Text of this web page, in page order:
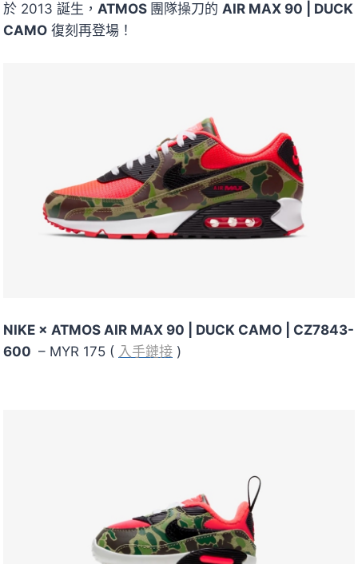
於 2013 誕生， ATMOS 團隊操刀的 AIR MAX 90 | DUCK
CAMO 復刻再登場！
NIKE × ATMOS AIR MAX 90 | DUCK CAMO | CZ7843-
600 – MYR 175 ( 入手鏈接 )